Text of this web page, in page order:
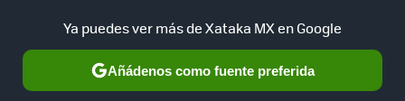
SELECCIÓN GAMING HOME AUTO TERRITORIO
Ya puedes ver más de Xataka MX en Google
Añádenos como fuente preferida